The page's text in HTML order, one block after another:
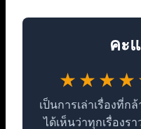
คะ
เป็นการเล่าเรื่องที่ก
ได้เห็นว่าทุกเรื่องร